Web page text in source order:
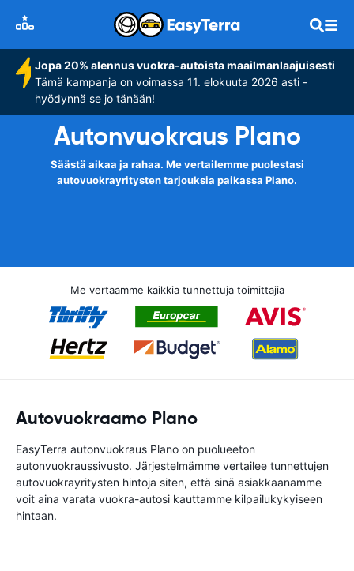
Jopa 20% alennus vuokra-autoista maailmanlaajuisesti
Tämä kampanja on voimassa 11. elokuuta 2026 asti -
hyödynnä se jo tänään!
Autonvuokraus Plano
Säästä aikaa ja rahaa. Me vertailemme puolestasi
autovuokrayritysten tarjouksia paikassa Plano.
Me vertaamme kaikkia tunnettuja toimittajia
Autovuokraamo Plano
EasyTerra autonvuokraus Plano on puolueeton
autonvuokraussivusto. Järjestelmämme vertailee tunnettujen
autovuokrayritysten hintoja siten, että sinä asiakkaanamme
voit aina varata vuokra-autosi kauttamme kilpailukykyiseen
hintaan.